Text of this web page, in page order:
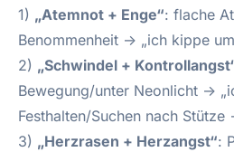
1) „Atemnot + Enge“: flache
Benommenheit → „ich kippe
2) „Schwindel +
Bewegung/unter Neonlicht →
Festhalten/Suchen nach
3) „Herzrasen + Herzangst“: